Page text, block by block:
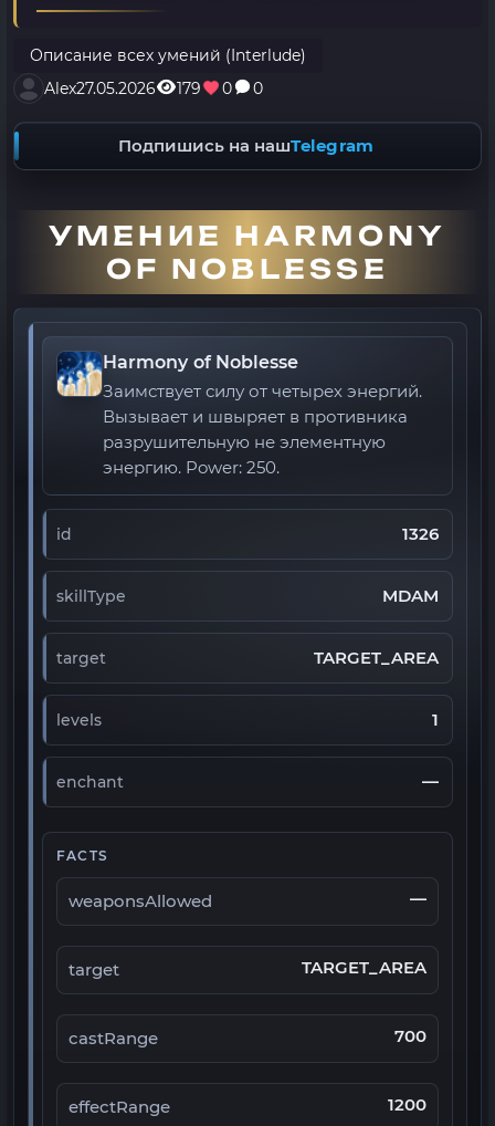
Описание всех умений (Interlude)
Alex27.05.2026 179 0 0
Подпишись на нашTelegram
УМЕНИЕ HARMONY
OF NOBLESSE
Harmony of Noblesse
Заимствует силу от четырех энергий.
Вызывает и швыряет в противника
разрушительную не элементную
энергию. Power: 250.
id 1326
skillType MDAM
target TARGET_AREA
levels 1
enchant —
FACTS
weaponsAllowed —
target TARGET_AREA
castRange 700
effectRange 1200